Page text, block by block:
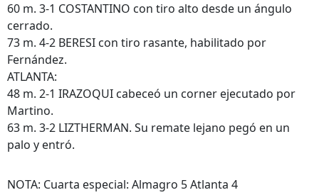
60 m. 3-1 COSTANTINO con tiro alto desde un ángulo
cerrado.
73 m. 4-2 BERESI con tiro rasante, habilitado por
Fernández.
ATLANTA:
48 m. 2-1 IRAZOQUI cabeceó un corner ejecutado por
Martino.
63 m. 3-2 LIZTHERMAN. Su remate lejano pegó en un
palo y entró.
NOTA: Cuarta especial: Almagro 5 Atlanta 4